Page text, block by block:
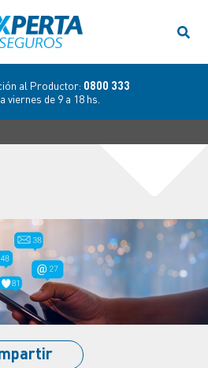
al Productor: 0800 333
viernes de 9 a 18 hs.